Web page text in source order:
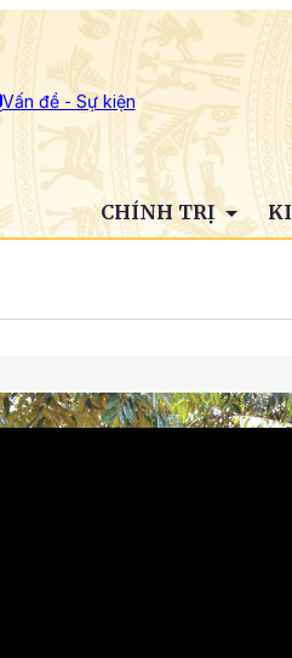
Vấn đề - Sự kiện
CHÍNH TRỊ